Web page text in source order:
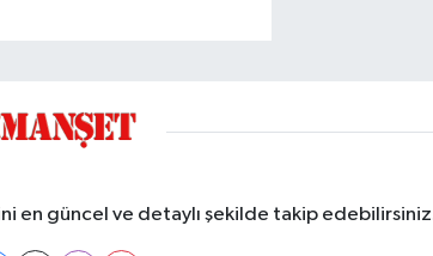
en güncel ve detaylı şekilde takip